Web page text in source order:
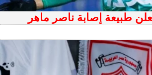
طبيعة إصابة ناصر ماهر